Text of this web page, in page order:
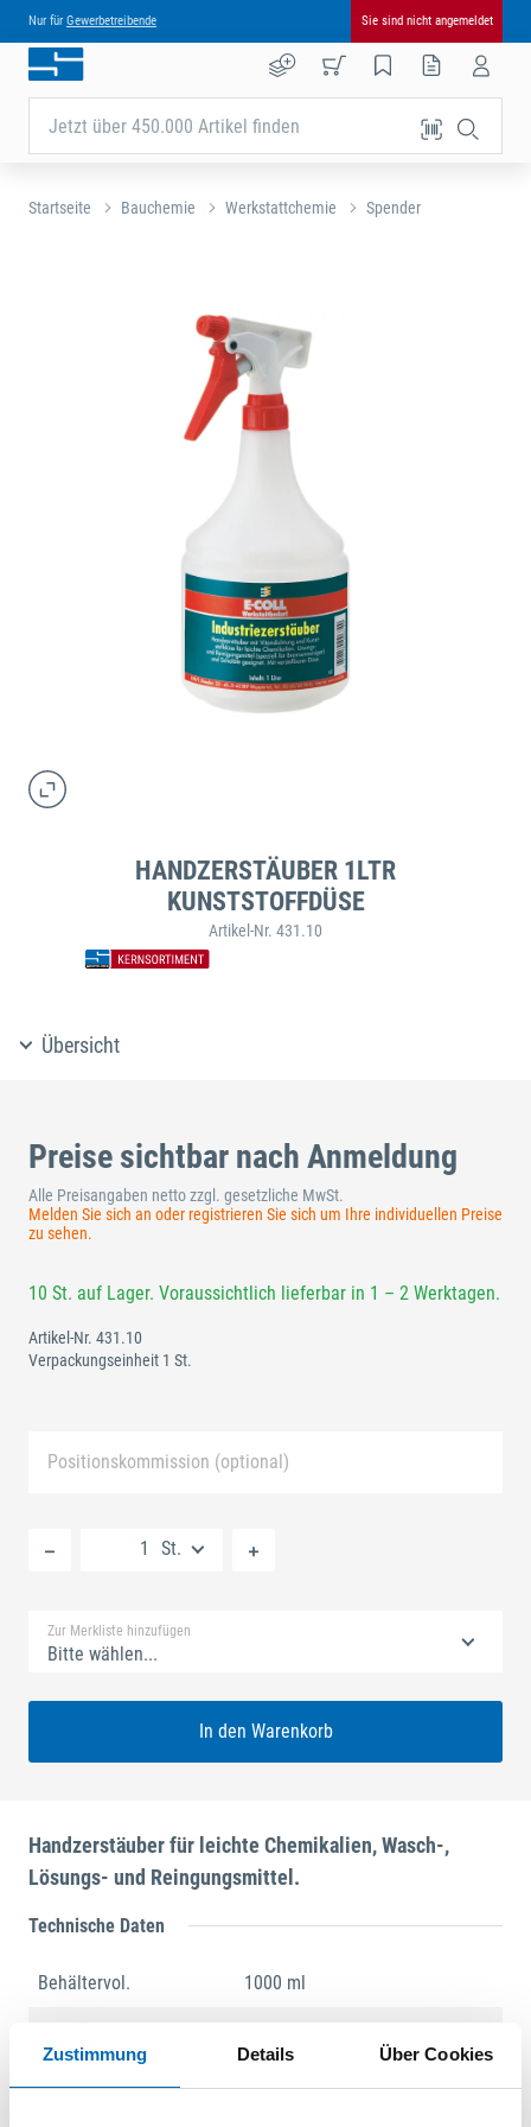
Zustimmung Details Über Cookies
Nur für Gewerbetreibende Sie sind nicht angemeldet
Jetzt über 450.000 Artikel finden
Startseite Bauchemie Werkstattchemie Spender
HANDZERSTÄUBER 1LTR
KUNSTSTOFFDÜSE
Artikel-Nr. 431.10
Übersicht
Preise sichtbar nach Anmeldung
Alle Preisangaben netto zzgl. gesetzliche MwSt.
Melden Sie sich an oder registrieren Sie sich um Ihre individuellen Preise
zu sehen.
10 St. auf Lager. Voraussichtlich lieferbar in 1 – 2 Werktagen.
Artikel-Nr. 431.10
Verpackungseinheit 1 St.
Positionskommission (optional)
St.
Zur Merkliste hinzufügen
Bitte wählen...
In den Warenkorb
Handzerstäuber für leichte Chemikalien, Wasch-,
Lösungs- und Reingungsmittel.
Technische Daten
Behältervol. 1000 ml